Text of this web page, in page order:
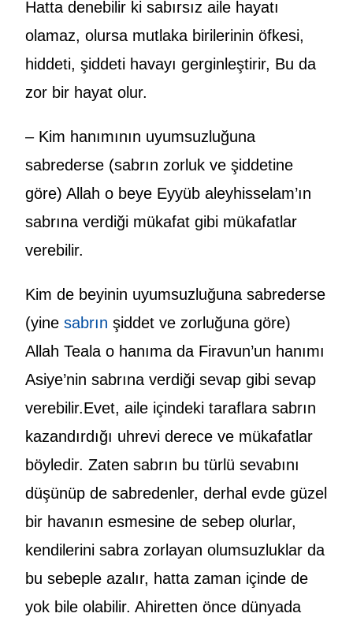
Hatta denebilir ki sabırsız aile hayatı
olamaz, olursa mutlaka birilerinin öfkesi,
hiddeti, şiddeti havayı gerginleştirir, Bu da
zor bir hayat olur.
– Kim hanımının uyumsuzluğuna
sabrederse (sabrın zorluk ve şiddetine
göre) Allah o beye Eyyüb aleyhisselam’ın
sabrına verdiği mükafat gibi mükafatlar
verebilir.
Kim de beyinin uyumsuzluğuna sabrederse
(yinesabrın şiddet ve zorluğuna göre)
Allah Teala o hanıma da Firavun’un hanımı
Asiye’nin sabrına verdiği sevap gibi sevap
verebilir.Evet, aile içindeki taraflara sabrın
kazandırdığı uhrevi derece ve mükafatlar
böyledir. Zaten sabrın bu türlü sevabını
düşünüp de sabredenler, derhal evde güzel
bir havanın esmesine de sebep olurlar,
kendilerini sabra zorlayan olumsuzluklar da
bu sebeple azalır, hatta zaman içinde de
yok bile olabilir. Ahiretten önce dünyada